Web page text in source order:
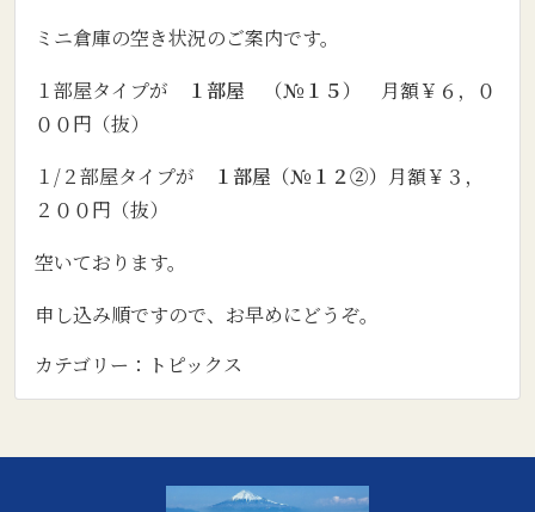
ミニ倉庫の空き状況のご案内です。
１部屋タイプが
１部屋 （№１５）
月額￥６，０
００円（抜）
１/２部屋タイプが
１部屋（№１２②） 月額￥３，
２００円（抜）
空いております。
申し込み順ですので、お早めにどうぞ。
カテゴリー： トピックス